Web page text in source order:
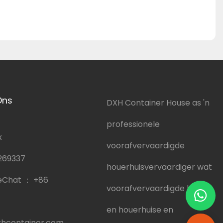
： +86
DXH Container House as 'n
professionele
voorafvervaardigde
houerhuisvervaardiger wat
voorafvervaardigde huise
en houerhuise en